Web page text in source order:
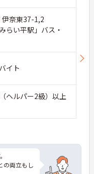
伊奈東37-1,2
らい平駅」バス・
イト
ヘルパー2級）以上
の両立もし